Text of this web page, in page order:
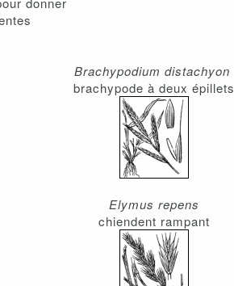
Brachypodium distachyon
brachypode à deux épillets
Elymus repens
chiendent rampant